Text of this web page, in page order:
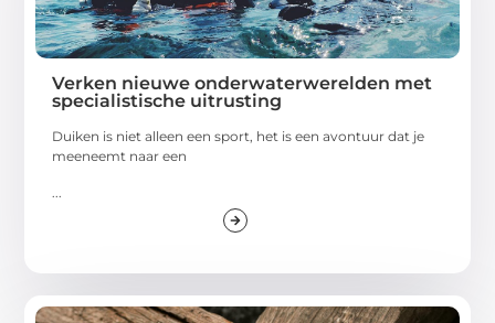
Verken nieuwe onderwaterwerelden met
specialistische uitrusting
Duiken is niet alleen een sport, het is een avontuur dat je
meeneemt naar een